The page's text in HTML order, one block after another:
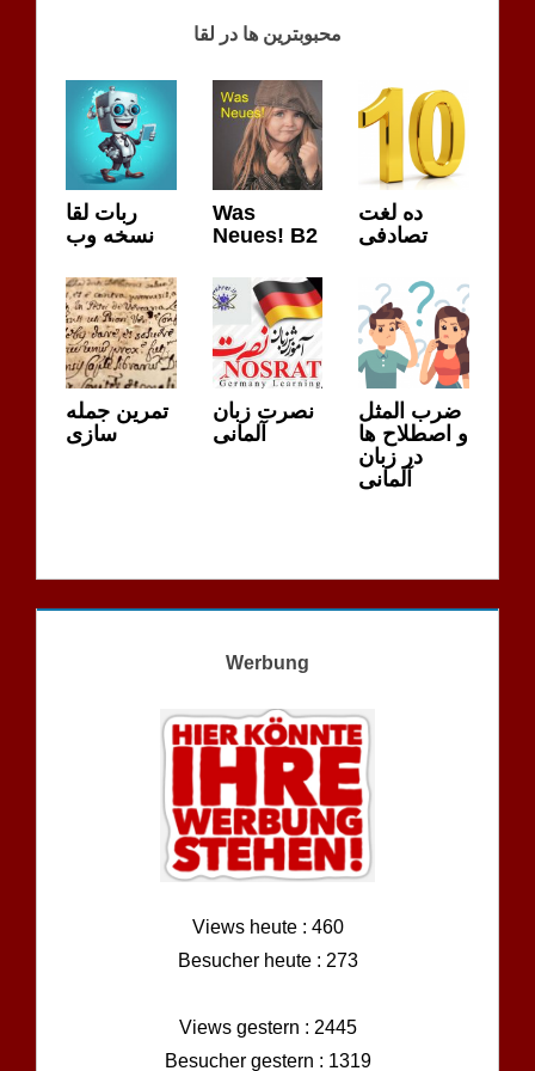
محبوبترین ها در لقا
ربات لقا
نسخه وب
Was
Neues! B2
ده لغت
تصادفی
تمرین جمله
سازی
نصرت زبان
آلمانی
ضرب المثل
و اصطلاح ها
در زبان
آلمانی
Werbung
Views heute : 460
Besucher heute : 273
Views gestern : 2445
Besucher gestern : 1319